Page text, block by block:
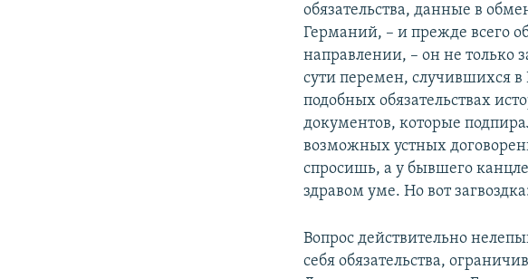
обязательства, данные в
Германий, – и прежде всего
направлении, – он не только
сути перемен, случившихся в
подобных обязательствах
документов, которые
возможных устных
спросишь, а у бывшего
здравом уме. Но вот
Вопрос действительно
себя обязательства,